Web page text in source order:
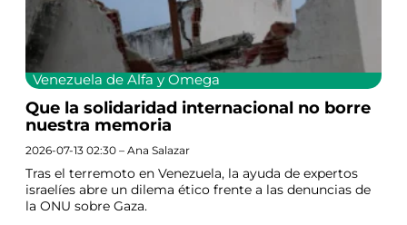
Venezuela de Alfa y Omega
Que la solidaridad internacional no borre
nuestra memoria
2026-07-13 02:30 – Ana Salazar
Tras el terremoto en Venezuela, la ayuda de expertos
israelíes abre un dilema ético frente a las denuncias de
la ONU sobre Gaza.